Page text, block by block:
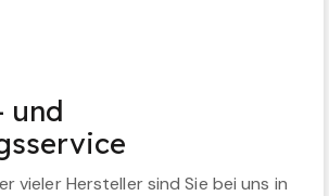
und
vieler Hersteller sind Sie bei uns in